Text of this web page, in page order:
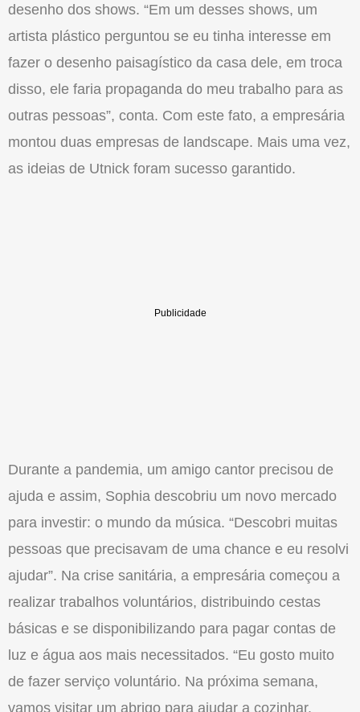
desenho dos shows. “Em um desses shows, um
artista plástico perguntou se eu tinha interesse em
fazer o desenho paisagístico da casa dele, em troca
disso, ele faria propaganda do meu trabalho para as
outras pessoas”, conta. Com este fato, a empresária
montou duas empresas de landscape. Mais uma vez,
as ideias de Utnick foram sucesso garantido.
Durante a pandemia, um amigo cantor precisou de
ajuda e assim, Sophia descobriu um novo mercado
para investir: o mundo da música. “Descobri muitas
pessoas que precisavam de uma chance e eu resolvi
ajudar”. Na crise sanitária, a empresária começou a
realizar trabalhos voluntários, distribuindo cestas
básicas e se disponibilizando para pagar contas de
luz e água aos mais necessitados. “Eu gosto muito
de fazer serviço voluntário. Na próxima semana,
vamos visitar um abrigo para ajudar a cozinhar.